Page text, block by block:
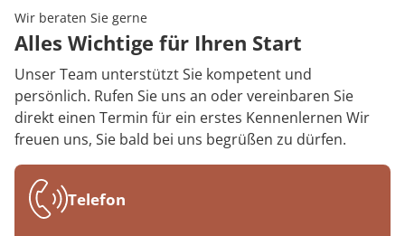
Wir beraten Sie gerne
Alles Wichtige für Ihren Start
Unser Team unterstützt Sie kompetent und
persönlich. Rufen Sie uns an oder vereinbaren Sie
direkt einen Termin für ein erstes Kennenlernen Wir
freuen uns, Sie bald bei uns begrüßen zu dürfen.
Telefon